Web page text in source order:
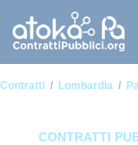
Contratti Lombardia
CONTRATTI